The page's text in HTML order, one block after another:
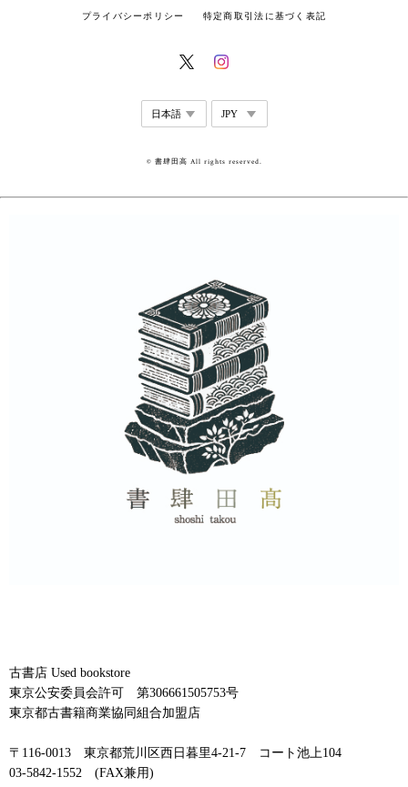
プライバシーポリシー 特定商取引法に基づく表記
© 書肆田高 All rights reserved.
古書店 Used bookstore
東京公安委員会許可 第306661505753号
東京都古書籍商業協同組合加盟店
〒116-0013 東京都荒川区西日暮里4-21-7 コート池上104
03-5842-1552 (FAX兼用)